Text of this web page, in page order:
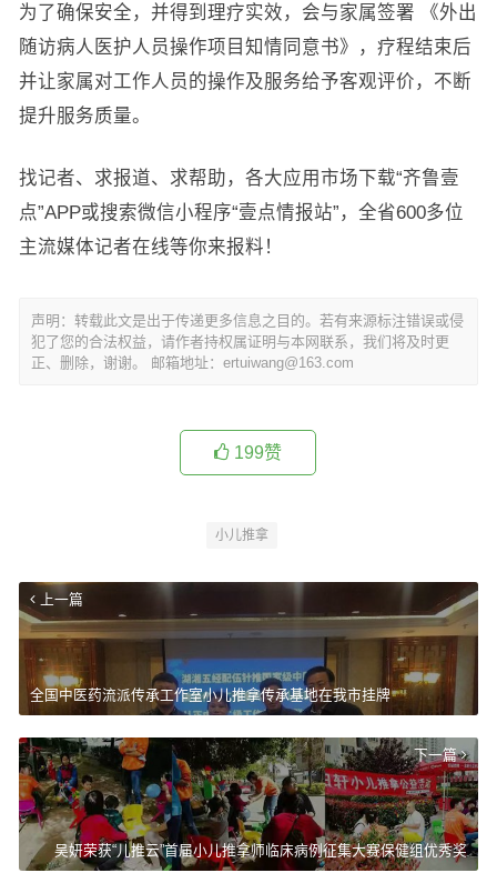
为了确保安全，并得到理疗实效，会与家属签署 《外出
随访病人医护人员操作项目知情同意书》，疗程结束后
并让家属对工作人员的操作及服务给予客观评价，不断
提升服务质量。
找记者、求报道、求帮助，各大应用市场下载“齐鲁壹
点”APP或搜索微信小程序“壹点情报站”，全省600多位
主流媒体记者在线等你来报料！
声明：转载此文是出于传递更多信息之目的。若有来源标注错误或侵
犯了您的合法权益，请作者持权属证明与本网联系，我们将及时更
正、删除，谢谢。 邮箱地址：ertuiwang@163.com
199赞
小儿推拿
上一篇
全国中医药流派传承工作室小儿推拿传承基地在我市挂牌
下一篇
吴妍荣获“儿推云”首届小儿推拿师临床病例征集大赛保健组优秀奖